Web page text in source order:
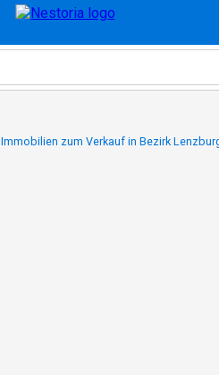
Immobilien zum Verkauf in Bezirk